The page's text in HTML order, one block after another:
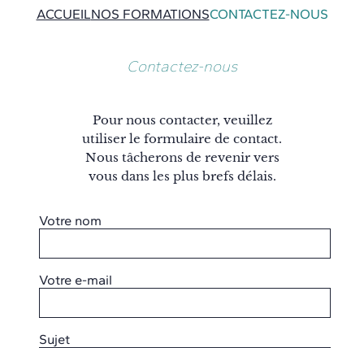
ACCUEILNOS FORMATIONSCONTACTEZ-NOUS
Contactez-nous
Pour nous contacter, veuillez
utiliser le formulaire de contact.
Nous tâcherons de revenir vers
vous dans les plus brefs délais.
Votre nom
Votre e-mail
Sujet